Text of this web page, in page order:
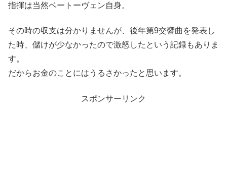
指揮は当然ベートーヴェン自身。
その時の収支は分かりませんが、後年第9交響曲を発表し
た時、儲けが少なかったので激怒したという記録もありま
す。
だからお金のことにはうるさかったと思います。
スポンサーリンク